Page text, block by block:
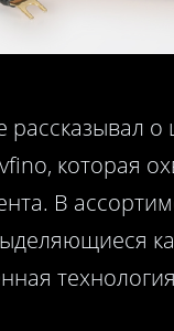
которая
В